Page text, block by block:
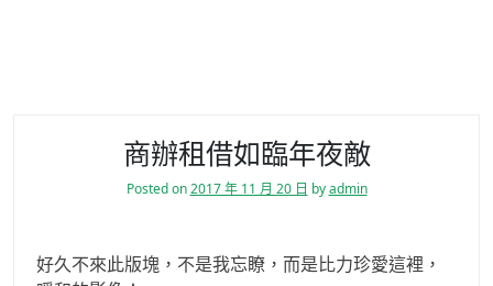
商辦租借如臨年夜敵
Posted on2017 年 11 月 20 日 byadmin
好久不來此版塊，不是我忘瞭，而是比力珍愛這裡，